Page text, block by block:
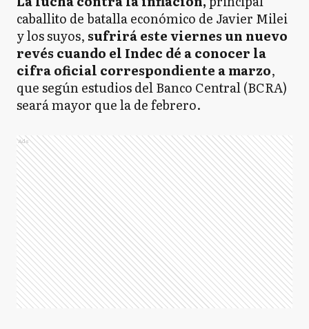
caballito de batalla económico de Javier Milei
y los suyos, sufrirá este viernes un nuevo
revés cuando el Indec dé a conocer la
cifra oficial correspondiente a marzo,
que según estudios del Banco Central (BCRA)
seará mayor que la de febrero.
Ads